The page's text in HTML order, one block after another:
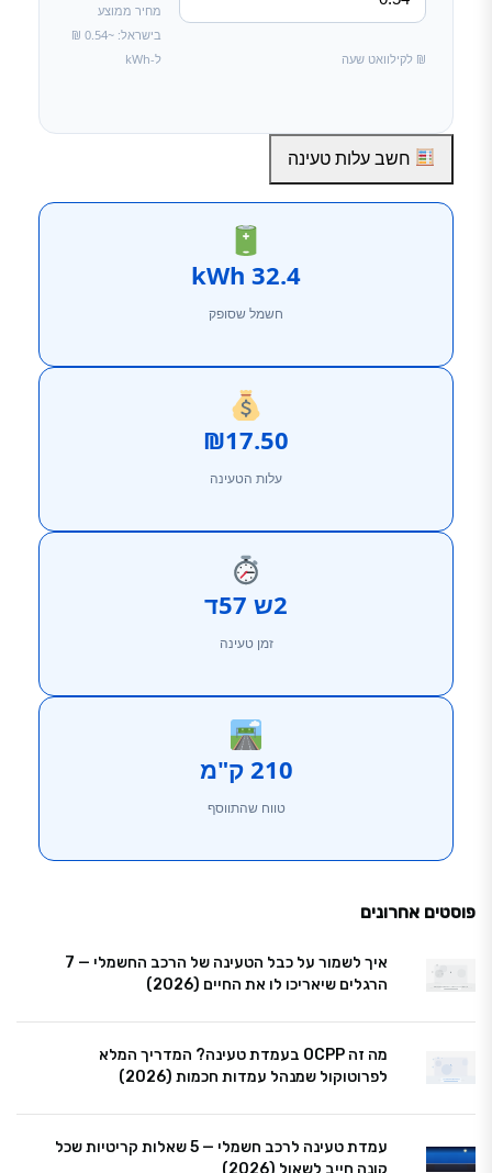
₪ לקילוואט שעה
מחיר ממוצע
בישראל: ~0.54 ₪
ל-kWh
חשב עלות טעינה
32.4 kWh
חשמל שסופק
₪17.50
עלות הטעינה
2ש 57ד
זמן טעינה
210 ק"מ
טווח שהתווסף
פוסטים אחרונים
איך לשמור על כבל הטעינה של הרכב החשמלי — 7
הרגלים שיאריכו לו את החיים (2026)
מה זה OCPP בעמדת טעינה? המדריך המלא
לפרוטוקול שמנהל עמדות חכמות (2026)
עמדת טעינה לרכב חשמלי — 5 שאלות קריטיות שכל
קונה חייב לשאול (2026)